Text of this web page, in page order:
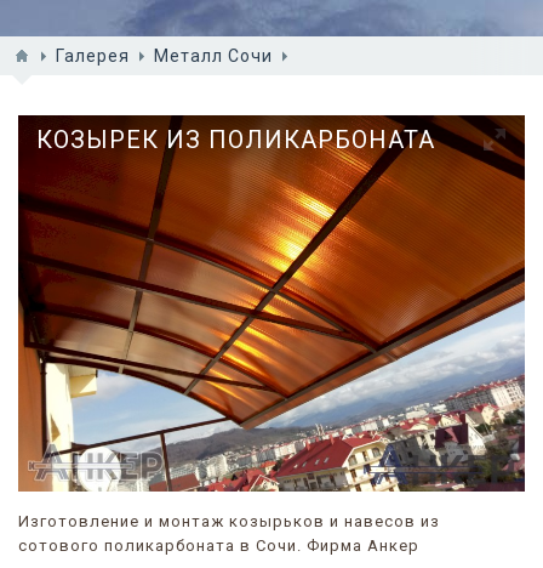
Галерея Металл Сочи
КОЗЫРЕК ИЗ ПОЛИКАРБОНАТА
Изготовление и монтаж козырьков и навесов из
сотового поликарбоната в Сочи. Фирма Анкер